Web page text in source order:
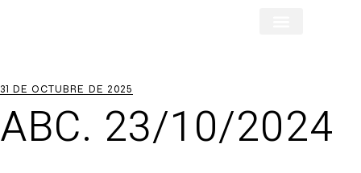
31 DE OCTUBRE DE 2025
ABC. 23/10/2024